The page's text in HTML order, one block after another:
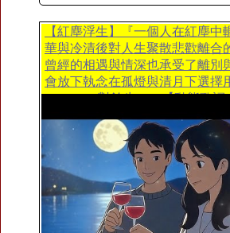
【紅塵浮生】『一個人在紅塵中
華與冷清後對人生聚散悲歡離合
曾經的相遇與情深也承受了離別
會放下執念在孤燈與清月下選擇
對餘生....』【動態歌詞